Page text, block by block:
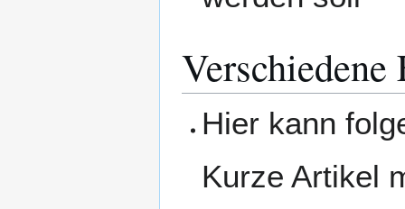
Hier kann
Kurze Artikel